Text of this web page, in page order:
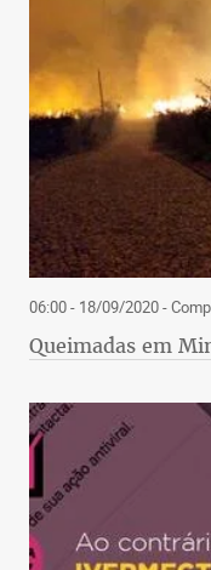
06:00 - 18/09/2020-
Queimadas em